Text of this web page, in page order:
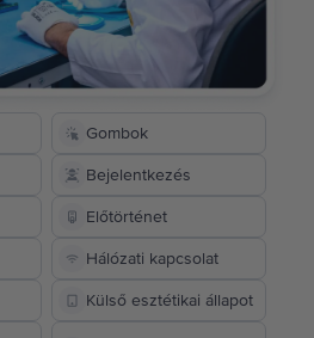
Gombok
Bejelentkezés
Előtörténet
Hálózati kapcsolat
Külső esztétikai állapot